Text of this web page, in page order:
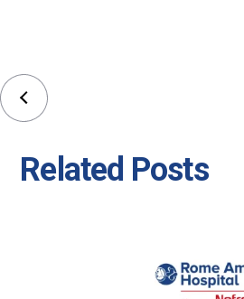
Related Posts